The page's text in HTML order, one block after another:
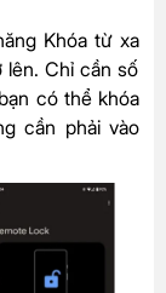
Khóa từ xa
lên. Chỉ cần số
có thể khóa
cần phải vào